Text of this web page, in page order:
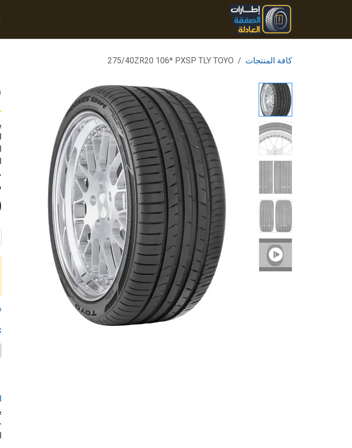
تخطي للذهاب إلى المحتوى
كافة المنتجات 275/40ZR20 106* PXSP TLY TOYO